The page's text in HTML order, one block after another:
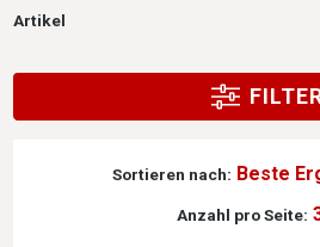
Artikel
Sortieren nach:
Anzahl pro Seite: